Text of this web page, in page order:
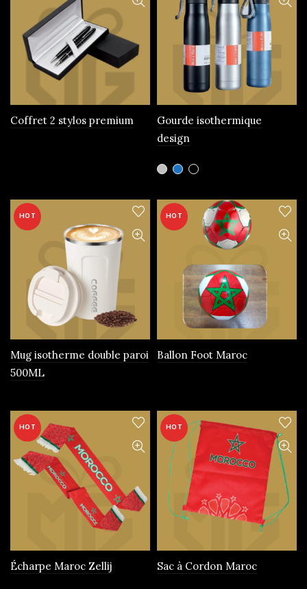
options
choisies
page
du
produit
Coffret 2 stylos premium
Gourde isothermique
design
Ce
produit
plusieurs
variations.
peuvent
choisies
page
du
HOT
Mug isotherme double paroi
500ML
HOT
Ballon Foot Maroc
HOT
Écharpe Maroc Zellij
HOT
Sac à Cordon Maroc